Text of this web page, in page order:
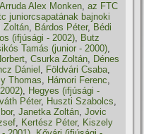
Arruda Alex Monken,az FTC
juniorcsapatának bajnoki
Zoltán, Bárdos Péter, Bédi
(ifjúsági - 2002), Butz
Tamás (junior - 2000),
,Csurka Zoltán, Dénes
Dániel , Földvári Csaba,
Thomas, Hámori Ferenc,
, Hegyes (ifjúsági -
Péter, Huszti Szabolcs,
,Janetka Zoltán,Jovic
, Kertész Péter, Kiszely